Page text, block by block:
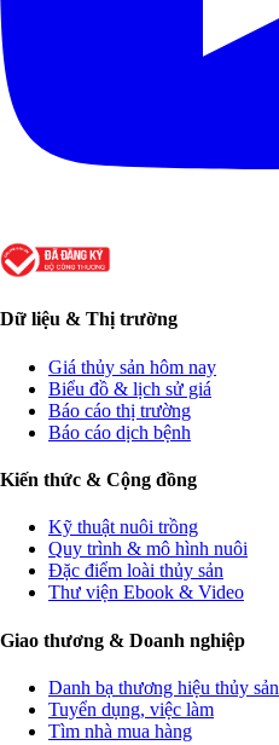
Dữ liệu & Thị trường
Giá thủy sản hôm nay
Biểu đồ & lịch sử giá
Báo cáo thị trường
Báo cáo dịch bệnh
Kiến thức & Cộng đồng
Kỹ thuật nuôi trồng
Quy trình & mô hình nuôi
Đặc điểm loài thủy sản
Thư viện Ebook & Video
Giao thương & Doanh nghiệp
Danh bạ thương hiệu thủy sản
Tuyển dụng, việc làm
Tìm nhà mua hàng